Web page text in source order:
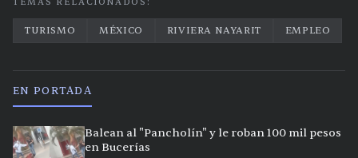
TURISMO MÉXICO RIVIERA NAYARIT EMPLEO
EN PORTADA
Balean al "Pancholín" y le roban 100 mil pesos
en Bucerías